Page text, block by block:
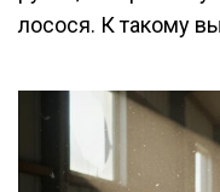
лосося. К такому